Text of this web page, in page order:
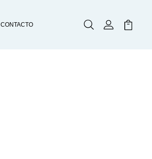
CONTACTO BuscarMi Cuenta
Mi